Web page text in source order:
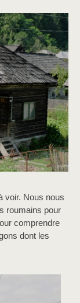
voir. Nous nous
roumains pour
comprendre
dont les